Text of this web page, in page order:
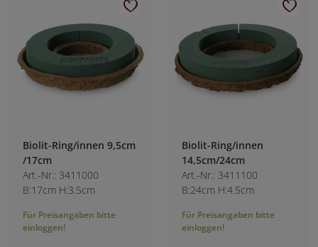
Biolit-Ring/innen 9,5cm
/17cm
Art.-Nr.: 3411000
B:17cm H:3.5cm
Für Preisangaben bitte
einloggen!
Biolit-Ring/innen
14,5cm/24cm
Art.-Nr.: 3411100
B:24cm H:4.5cm
Für Preisangaben bitte
einloggen!